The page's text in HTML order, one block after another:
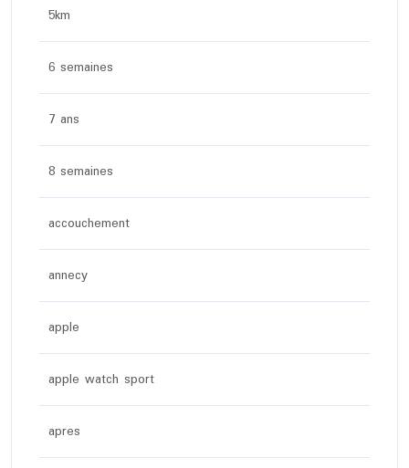
5km
6 semaines
7 ans
8 semaines
accouchement
annecy
apple
apple watch sport
apres